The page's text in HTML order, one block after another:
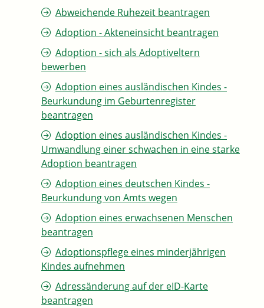
Abweichende Ruhezeit beantragen
Adoption - Akteneinsicht beantragen
Adoption - sich als Adoptiveltern
bewerben
Adoption eines ausländischen Kindes -
Beurkundung im Geburtenregister
beantragen
Adoption eines ausländischen Kindes -
Umwandlung einer schwachen in eine starke
Adoption beantragen
Adoption eines deutschen Kindes -
Beurkundung von Amts wegen
Adoption eines erwachsenen Menschen
beantragen
Adoptionspflege eines minderjährigen
Kindes aufnehmen
Adressänderung auf der eID-Karte
beantragen